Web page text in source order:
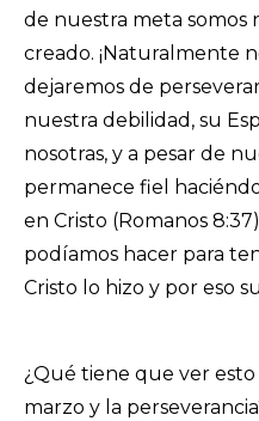
de nuestra meta somos
creado. ¡Naturalmente
dejaremos de
nuestra debilidad, su
nosotras, y a pesar de
permanece fiel
en Cristo (Romanos
podíamos hacer para
Cristo lo hizo y por eso
¿Qué tiene que ver
marzo y la